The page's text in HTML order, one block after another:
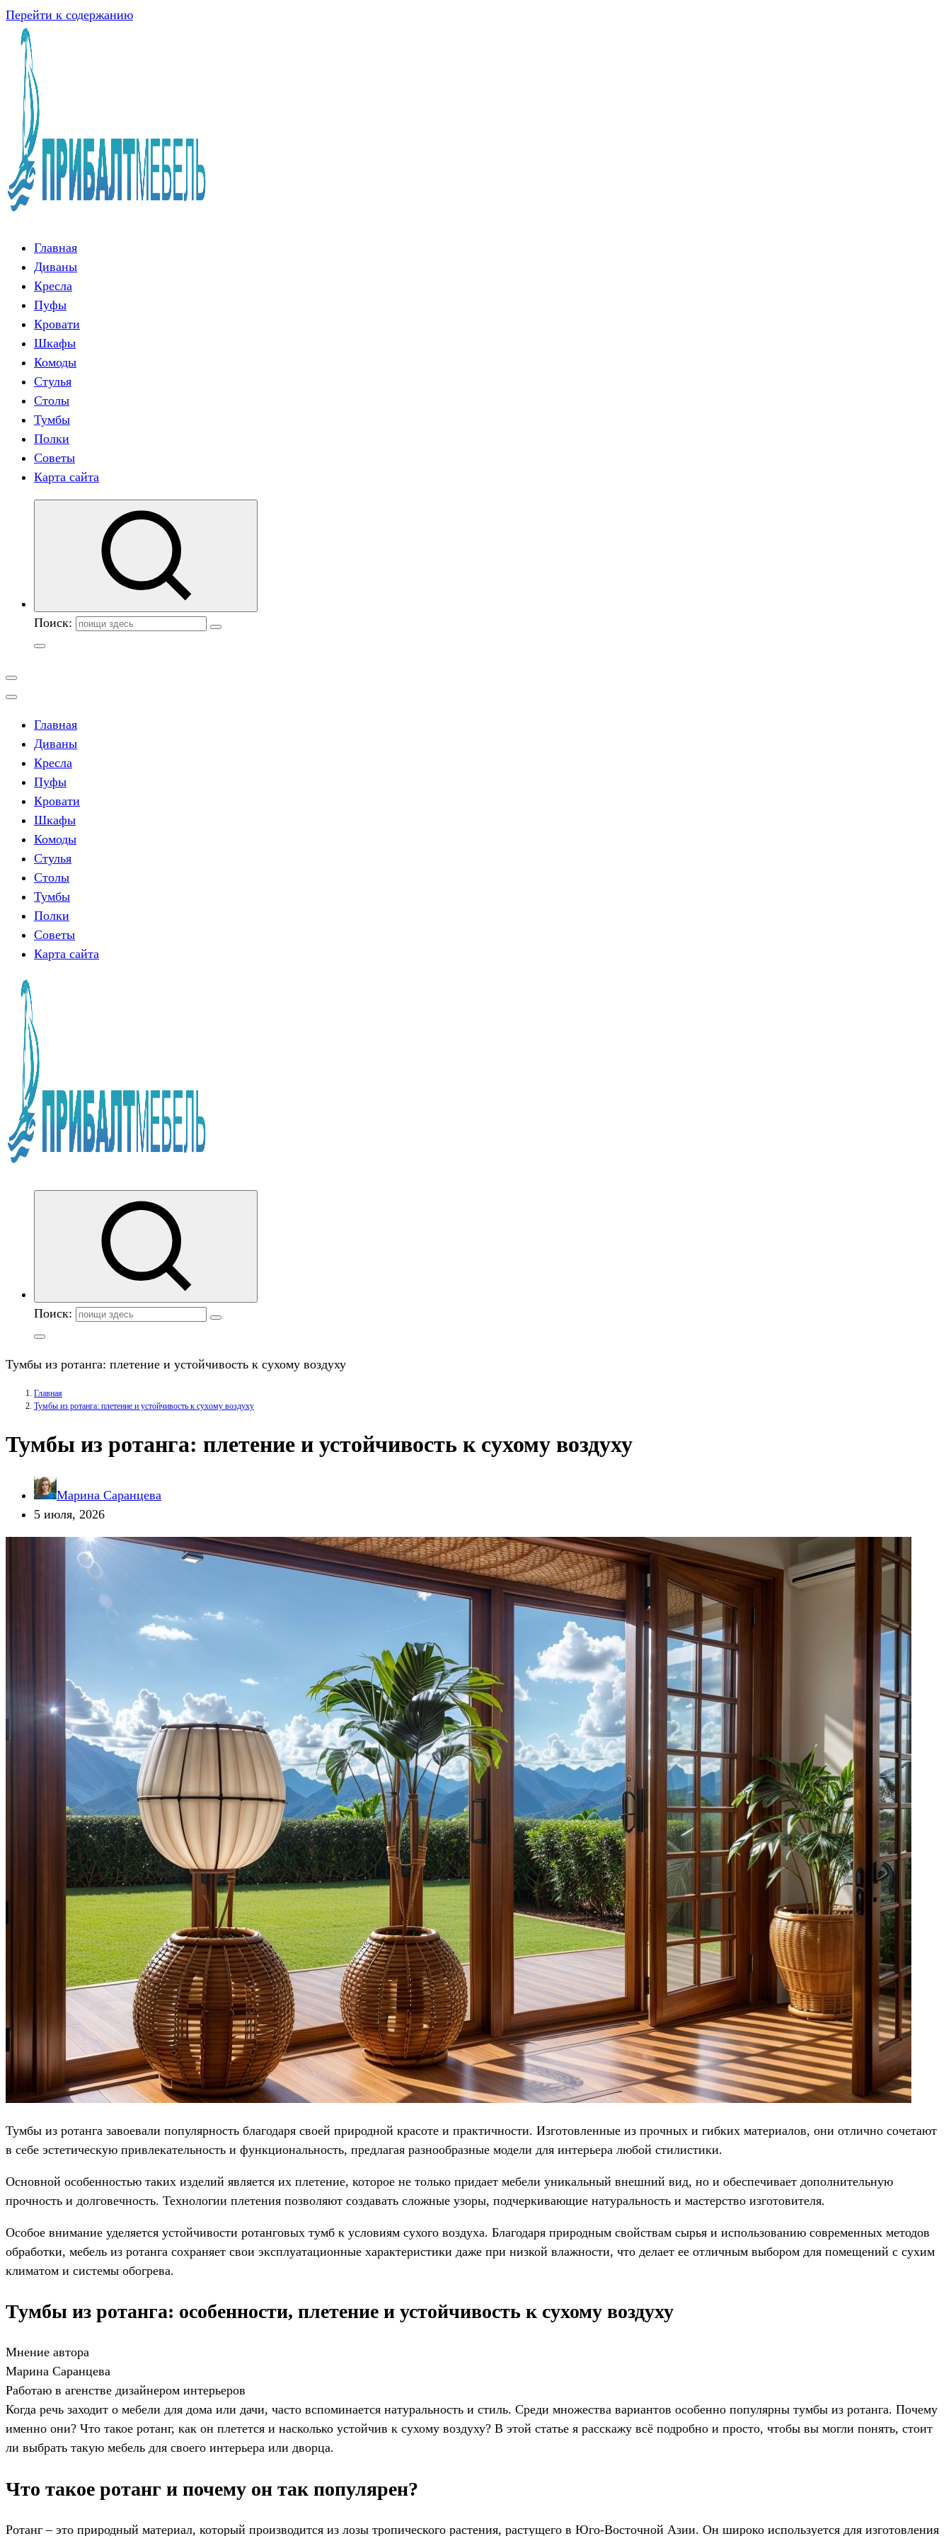
Перейти к содержанию
Главная
Диваны
Кресла
Пуфы
Кровати
Шкафы
Комоды
Стулья
Столы
Тумбы
Полки
Советы
Карта сайта
Поиск:
Главная
Диваны
Кресла
Пуфы
Кровати
Шкафы
Комоды
Стулья
Столы
Тумбы
Полки
Советы
Карта сайта
Поиск:
Тумбы из ротанга: плетение и устойчивость к сухому воздуху
Главная
Тумбы из ротанга: плетение и устойчивость к сухому воздуху
Тумбы из ротанга: плетение и устойчивость к сухому воздуху
Марина Саранцева
5 июля, 2026
Тумбы из ротанга завоевали популярность благодаря своей природной красоте и практичности. Изготовленные из прочных и гибких материалов, они отлично сочетают
в себе эстетическую привлекательность и функциональность, предлагая разнообразные модели для интерьера любой стилистики.
Основной особенностью таких изделий является их плетение, которое не только придает мебели уникальный внешний вид, но и обеспечивает дополнительную
прочность и долговечность. Технологии плетения позволяют создавать сложные узоры, подчеркивающие натуральность и мастерство изготовителя.
Особое внимание уделяется устойчивости ротанговых тумб к условиям сухого воздуха. Благодаря природным свойствам сырья и использованию современных методов
обработки, мебель из ротанга сохраняет свои эксплуатационные характеристики даже при низкой влажности, что делает ее отличным выбором для помещений с сухим
климатом и системы обогрева.
Тумбы из ротанга: особенности, плетение и устойчивость к сухому воздуху
Мнение автора
Марина Саранцева
Работаю в агенстве дизайнером интерьеров
Когда речь заходит о мебели для дома или дачи, часто вспоминается натуральность и стиль. Среди множества вариантов особенно популярны тумбы из ротанга. Почему
именно они? Что такое ротанг, как он плетется и насколько устойчив к сухому воздуху? В этой статье я расскажу всё подробно и просто, чтобы вы могли понять, стоит
ли выбрать такую мебель для своего интерьера или дворца.
Что такое ротанг и почему он так популярен?
Ротанг – это природный материал, который производится из лозы тропического растения, растущего в Юго-Восточной Азии. Он широко используется для изготовления